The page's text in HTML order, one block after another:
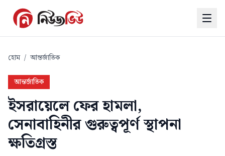
হোম / আন্তর্জাতিক
আন্তর্জাতিক
ইসরায়েলে ফের হামলা,
সেনাবাহিনীর গুরুত্বপূর্ণ স্থাপনা
ক্ষতিগ্রস্ত